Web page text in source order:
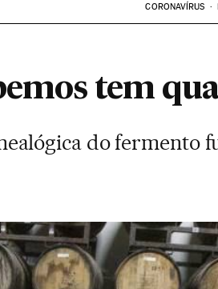
CORONAVÍRUS
tem
do fermento